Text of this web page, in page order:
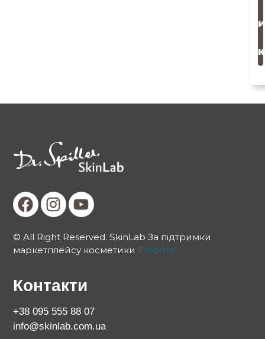
и
к
© All Right Reserved. SkinLab За підтримки
маркетплейсу косметики Froomo
Контакти
+38 095 555 88 07
info@skinlab.com.ua